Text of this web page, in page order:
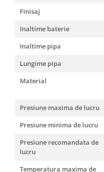
Plasa umbrire
Sobe pe gaz & electrice
Suflante Frunze
Unelte Gradinarit
Ventilatoare & Sisteme Racire
Finisaj
Inaltime baterie
Inaltime pipa
Lungime pipa
Material
Presiune maxima de lucru
Presiune minima de lucru
Presiune recomandata de
lucru
Temperatura maxima de